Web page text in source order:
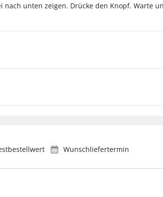
nach unten zeigen. Drücke den Knopf. Warte
Wunschliefertermin